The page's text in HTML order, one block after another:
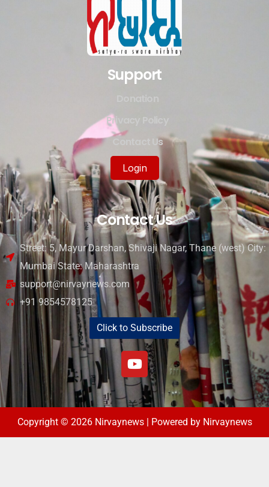
Support
Privacy Policy
Contact Us
Login
Contact Us
Street: 5, Mayur Darshan, Shivaji Nagar, Thane (west) City:
Mumbai State: Maharashtra
support@nirvaynews.com
+91 9854578125
Click to Subscribe
Copyright © 2026 Nirvaynews | Powered by Nirvaynews